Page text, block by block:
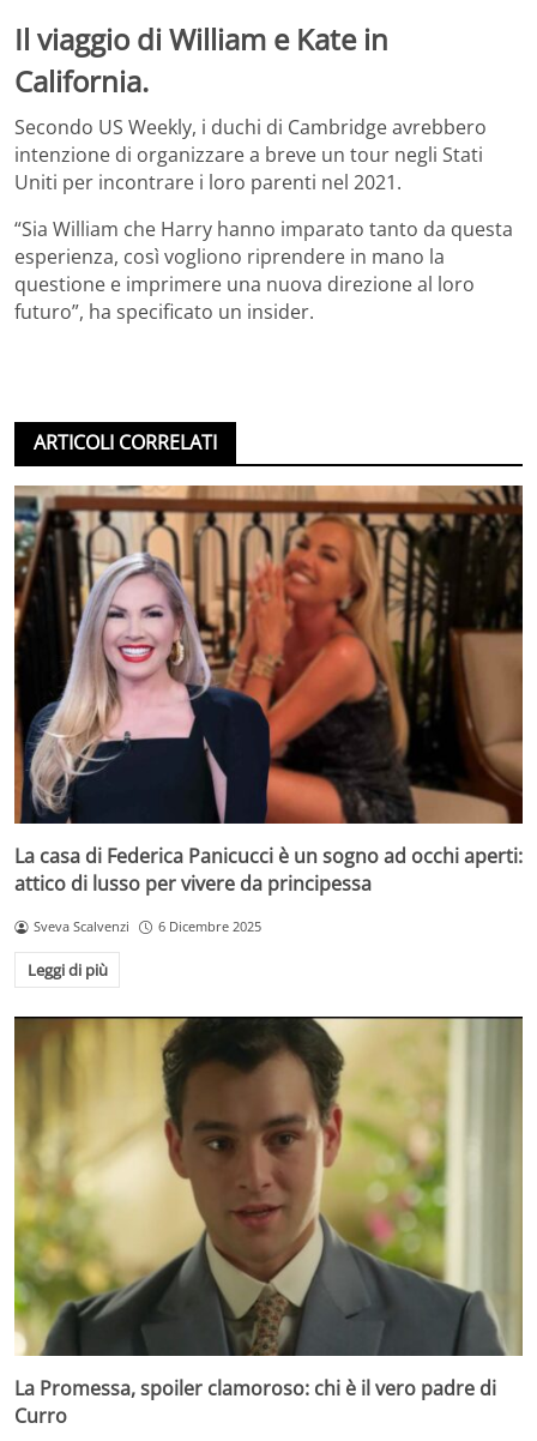
Il viaggio di William e Kate in
California.
Secondo US Weekly, i duchi di Cambridge avrebbero
intenzione di organizzare a breve un tour negli Stati
Uniti per incontrare i loro parenti nel 2021.
“Sia William che Harry hanno imparato tanto da questa
esperienza, così vogliono riprendere in mano la
questione e imprimere una nuova direzione al loro
futuro”, ha specificato un insider.
ARTICOLI CORRELATI
La casa di Federica Panicucci è un sogno ad occhi aperti:
attico di lusso per vivere da principessa
Sveva Scalvenzi 6 Dicembre 2025
Leggi di più
La Promessa, spoiler clamoroso: chi è il vero padre di
Curro